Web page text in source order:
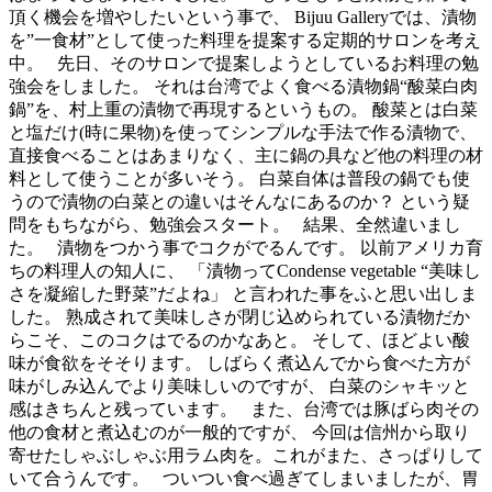
頂く機会を増やしたいという事で、 Bijuu Galleryでは、漬物
を”一食材”として使った料理を提案する定期的サロンを考え
中。 先日、そのサロンで提案しようとしているお料理の勉
強会をしました。 それは台湾でよく食べる漬物鍋“酸菜白肉
鍋”を、村上重の漬物で再現するというもの。 酸菜とは白菜
と塩だけ(時に果物)を使ってシンプルな手法で作る漬物で、
直接食べることはあまりなく、主に鍋の具など他の料理の材
料として使うことが多いそう。 白菜自体は普段の鍋でも使
うので漬物の白菜との違いはそんなにあるのか？ という疑
問をもちながら、勉強会スタート。 結果、全然違いまし
た。 漬物をつかう事でコクがでるんです。 以前アメリカ育
ちの料理人の知人に、 「漬物ってCondense vegetable “美味し
さを凝縮した野菜”だよね」 と言われた事をふと思い出しま
した。 熟成されて美味しさが閉じ込められている漬物だか
らこそ、このコクはでるのかなあと。 そして、ほどよい酸
味が食欲をそそります。 しばらく煮込んでから食べた方が
味がしみ込んでより美味しいのですが、 白菜のシャキッと
感はきちんと残っています。 また、台湾では豚ばら肉その
他の食材と煮込むのが一般的ですが、 今回は信州から取り
寄せたしゃぶしゃぶ用ラム肉を。これがまた、さっぱりして
いて合うんです。 ついつい食べ過ぎてしまいましたが、胃